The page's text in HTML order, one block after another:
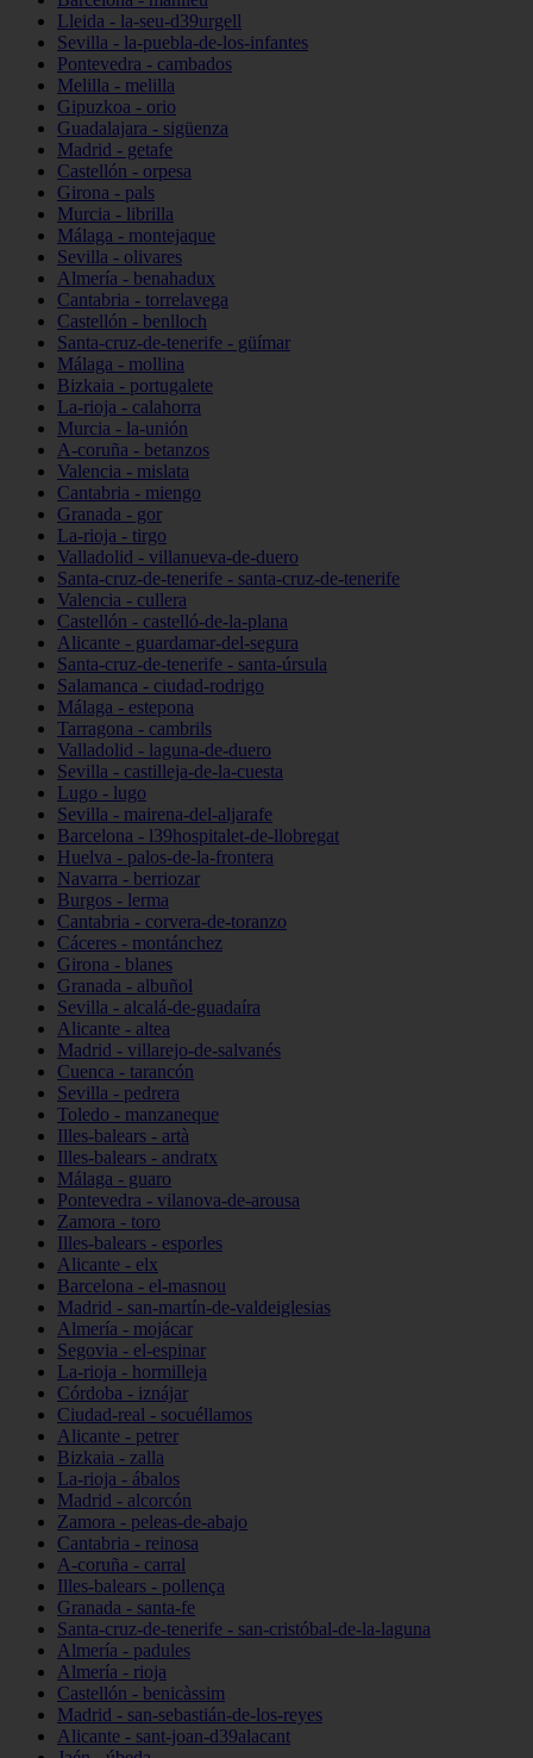
Lleida - la-seu-d39urgell
Sevilla - la-puebla-de-los-infantes
Pontevedra - cambados
Melilla - melilla
Gipuzkoa - orio
Guadalajara - sigüenza
Madrid - getafe
Castellón - orpesa
Girona - pals
Murcia - librilla
Málaga - montejaque
Sevilla - olivares
Almería - benahadux
Cantabria - torrelavega
Castellón - benlloch
Santa-cruz-de-tenerife - güímar
Málaga - mollina
Bizkaia - portugalete
La-rioja - calahorra
Murcia - la-unión
A-coruña - betanzos
Valencia - mislata
Cantabria - miengo
Granada - gor
La-rioja - tirgo
Valladolid - villanueva-de-duero
Santa-cruz-de-tenerife - santa-cruz-de-tenerife
Valencia - cullera
Castellón - castelló-de-la-plana
Alicante - guardamar-del-segura
Santa-cruz-de-tenerife - santa-úrsula
Salamanca - ciudad-rodrigo
Málaga - estepona
Tarragona - cambrils
Valladolid - laguna-de-duero
Sevilla - castilleja-de-la-cuesta
Lugo - lugo
Sevilla - mairena-del-aljarafe
Barcelona - l39hospitalet-de-llobregat
Huelva - palos-de-la-frontera
Navarra - berriozar
Burgos - lerma
Cantabria - corvera-de-toranzo
Cáceres - montánchez
Girona - blanes
Granada - albuñol
Sevilla - alcalá-de-guadaíra
Alicante - altea
Madrid - villarejo-de-salvanés
Cuenca - tarancón
Sevilla - pedrera
Toledo - manzaneque
Illes-balears - artà
Illes-balears - andratx
Málaga - guaro
Pontevedra - vilanova-de-arousa
Zamora - toro
Illes-balears - esporles
Alicante - elx
Barcelona - el-masnou
Madrid - san-martín-de-valdeiglesias
Almería - mojácar
Segovia - el-espinar
La-rioja - hormilleja
Córdoba - iznájar
Ciudad-real - socuéllamos
Alicante - petrer
Bizkaia - zalla
La-rioja - ábalos
Madrid - alcorcón
Zamora - peleas-de-abajo
Cantabria - reinosa
A-coruña - carral
Illes-balears - pollença
Granada - santa-fe
Santa-cruz-de-tenerife - san-cristóbal-de-la-laguna
Almería - padules
Almería - rioja
Castellón - benicàssim
Madrid - san-sebastián-de-los-reyes
Alicante - sant-joan-d39alacant